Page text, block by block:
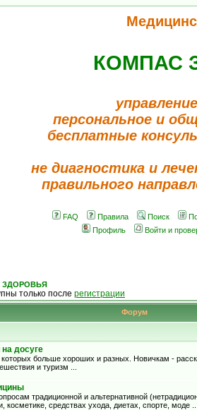
КОМПАС
персональное и
бесплатные
не диагностика и
правильного
FAQ Правила Поиск
Профиль
Войти и
ЗДОРОВЬЯ
только после регистрации
Форум
досуге
больше хороших и разных. Новичкам -
и туризм ...
традиционной и альтернативной
косметике, средствах ухода, диетах, спорте, моде